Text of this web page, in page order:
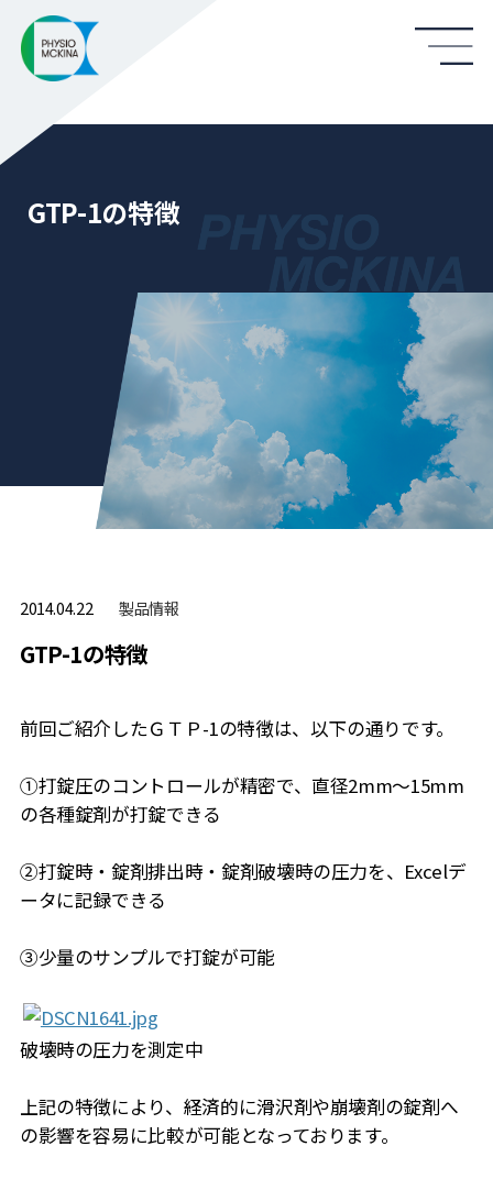
GTP-1の特徴
2014.04.22 製品情報
GTP-1の特徴
前回ご紹介したＧＴＰ-1の特徴は、以下の通りです。
①打錠圧のコントロールが精密で、直径2mm～15mm
の各種錠剤が打錠できる
②打錠時・錠剤排出時・錠剤破壊時の圧力を、Excelデ
ータに記録できる
③少量のサンプルで打錠が可能
破壊時の圧力を測定中
上記の特徴により、経済的に滑沢剤や崩壊剤の錠剤へ
の影響を容易に比較が可能となっております。